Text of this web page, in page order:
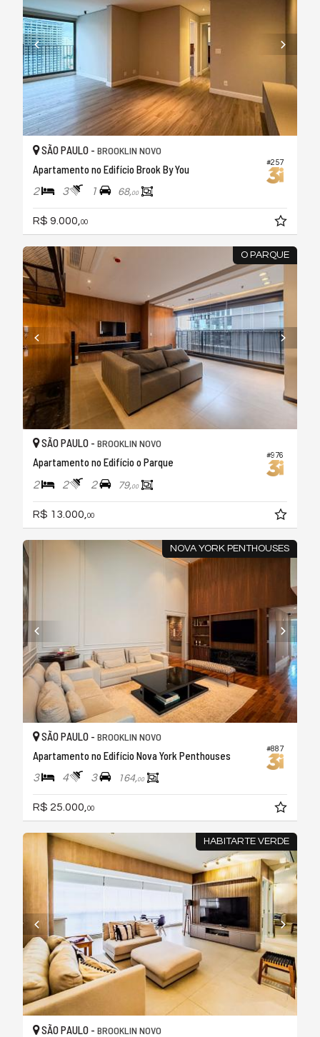
#257
SÃO PAULO - BROOKLIN NOVO
Apartamento no Edifício Brook By You
2 3 1 68,00
R$ 9.000, 00
O PARQUE
#976
SÃO PAULO - BROOKLIN NOVO
Apartamento no Edifício o Parque
2 2 2 79,00
R$ 13.000, 00
NOVA YORK PENTHOUSES
#887
SÃO PAULO - BROOKLIN NOVO
Apartamento no Edifício Nova York Penthouses
3 4 3 164,00
R$ 25.000,00
HABITARTE VERDE
SÃO PAULO - BROOKLIN NOVO